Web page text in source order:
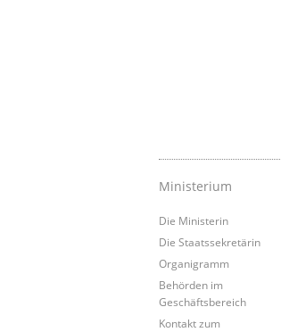
Ministerium
Die Ministerin
Die Staatssekretärin
Organigramm
Behörden im
Geschäftsbereich
Kontakt zum